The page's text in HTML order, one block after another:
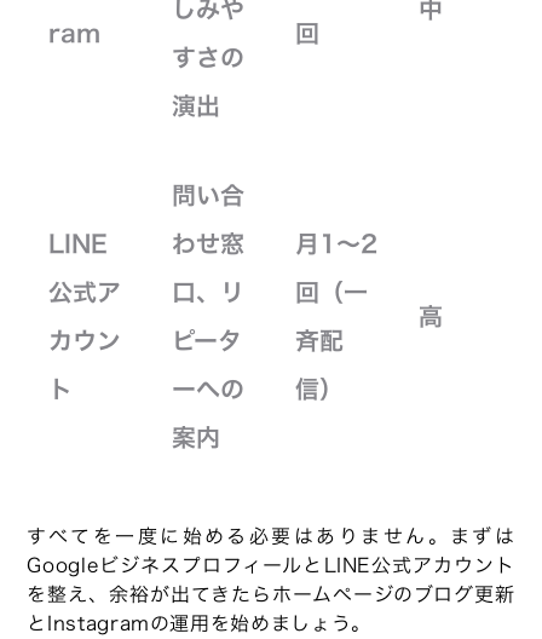
ram
しみや
すさの
演出
回
中
LINE
公式ア
カウン
ト
問い合
わせ窓
口、リ
ピータ
ーへの
案内
月1〜2
回（一
斉配
信）
高
すべてを一度に始める必要はありません。まずは
GoogleビジネスプロフィールとLINE公式アカウント
を整え、余裕が出てきたらホームページのブログ更新
とInstagramの運用を始めましょう。